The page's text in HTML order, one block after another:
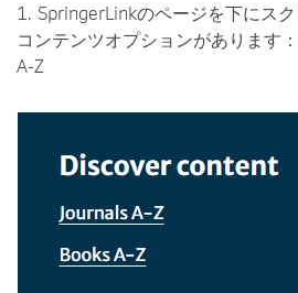
1. SpringerLinkのページを下にス
コンテンツオプションがあります
A-Z